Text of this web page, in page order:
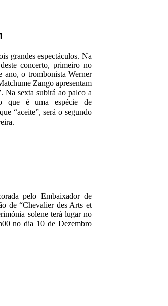
grandes espectáculos. Na
concerto, primeiro no
ano, o trombonista Werner
Zango apresentam
Na sexta subirá ao palco a
que éuma espécie de
“aceite”, será o segundo
pelo Embaixador de
de “Chevalier des Arts et
solene terá lugar no
no dia 10 de Dezembro